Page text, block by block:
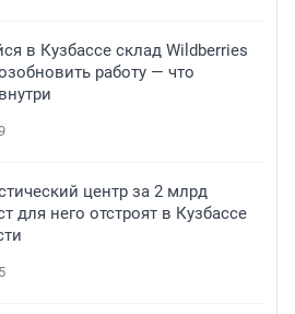
в Кузбассе склад Wildberries
работу — что
центр за 2 млрд
для него отстроят в Кузбассе
5